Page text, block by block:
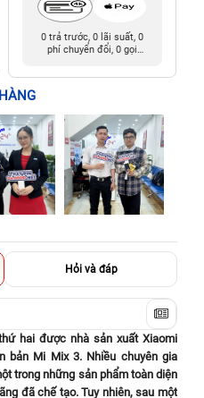
0 trả trước, 0 lãi suất, 0
phí chuyển đổi, 0 gọi
Hỏi và đáp
hai được nhà sản xuất Xiaomi
bản Mi Mix 3. Nhiều chuyên gia
trong những sản phẩm toàn diện
đã chế tạo. Tuy nhiên, sau một